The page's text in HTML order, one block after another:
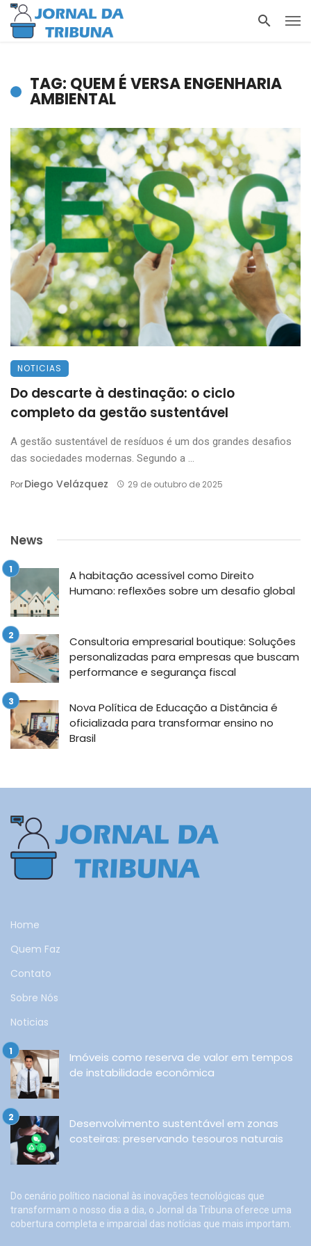
TAG: QUEM É VERSA ENGENHARIA
AMBIENTAL
NOTICIAS
Do descarte à destinação: o ciclo
completo da gestão sustentável
A gestão sustentável de resíduos é um dos grandes desafios
das sociedades modernas. Segundo a ...
PorDiego Velázquez 29 de outubro de 2025
News
A habitação acessível como Direito
Humano: reflexões sobre um desafio global
Consultoria empresarial boutique: Soluções
personalizadas para empresas que buscam
performance e segurança fiscal
Nova Política de Educação a Distância é
oficializada para transformar ensino no
Brasil
Home
Quem Faz
Contato
Sobre Nós
Noticias
Imóveis como reserva de valor em tempos
de instabilidade econômica
Desenvolvimento sustentável em zonas
costeiras: preservando tesouros naturais
Do cenário político nacional às inovações tecnológicas que
transformam o nosso dia a dia, o Jornal da Tribuna oferece uma
cobertura completa e imparcial das notícias que mais importam.